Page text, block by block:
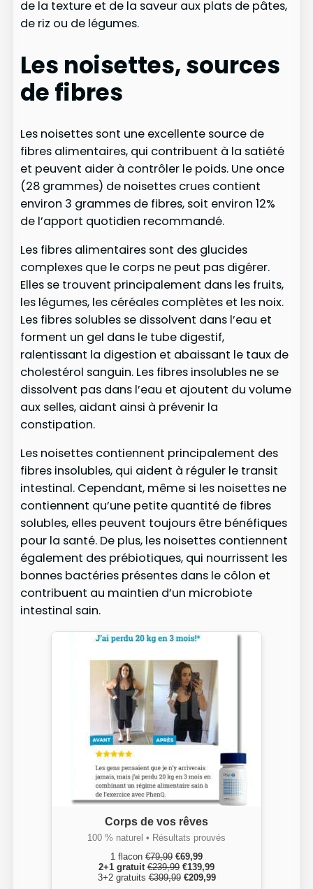
de la texture et de la saveur aux plats de pâtes,
de riz ou de légumes.
Les noisettes, sources
de fibres
Les noisettes sont une excellente source de
fibres alimentaires, qui contribuent à la satiété
et peuvent aider à contrôler le poids. Une once
(28 grammes) de noisettes crues contient
environ 3 grammes de fibres, soit environ 12%
de l’apport quotidien recommandé.
Les fibres alimentaires sont des glucides
complexes que le corps ne peut pas digérer.
Elles se trouvent principalement dans les fruits,
les légumes, les céréales complètes et les noix.
Les fibres solubles se dissolvent dans l’eau et
forment un gel dans le tube digestif,
ralentissant la digestion et abaissant le taux de
cholestérol sanguin. Les fibres insolubles ne se
dissolvent pas dans l’eau et ajoutent du volume
aux selles, aidant ainsi à prévenir la
constipation.
Les noisettes contiennent principalement des
fibres insolubles, qui aident à réguler le transit
intestinal. Cependant, même si les noisettes ne
contiennent qu’une petite quantité de fibres
solubles, elles peuvent toujours être bénéfiques
pour la santé. De plus, les noisettes contiennent
également des prébiotiques, qui nourrissent les
bonnes bactéries présentes dans le côlon et
contribuent au maintien d’un microbiote
intestinal sain.
Corps de vos rêves
100 % naturel • Résultats prouvés
1 flacon €79,99 €69,99
2+1 gratuit €239,99 €139,99
3+2 gratuits€399,99 €209,99